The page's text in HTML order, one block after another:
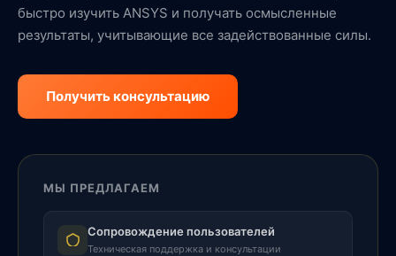
быстро изучить ANSYS и получать осмысленные
результаты, учитывающие все задействованные силы.
Получить консультацию
МЫ ПРЕДЛАГАЕМ
Сопровождение пользователей
Техническая поддержка и консультации